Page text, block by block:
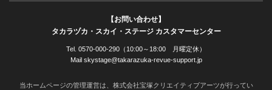
【お問い合わせ】
タカラヅカ・スカイ・ステージ カスタマーセンター
Tel. 0570-000-290（10:00～18:00 月曜定休）
Mail skystage@takarazuka-revue-support.jp
当ホームページの管理運営は、株式会社宝塚クリエイティブアーツが行ってい